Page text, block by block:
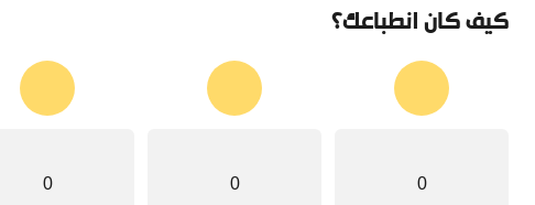
كيف كان انطباعك؟
0
0
0